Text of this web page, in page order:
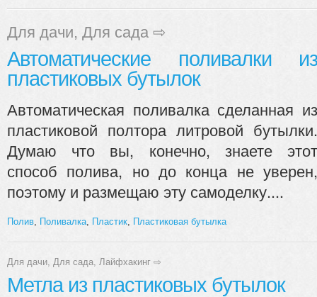
Для дачи, Для сада ⇨
Автоматические поливалки из
пластиковых бутылок
Автоматическая поливалкасделанная
пластиковой полтора литровой бутылки.
Думаю что вы, конечно, знаете этот
способ полива, но до конца не уверен,
поэтому и размещаю эту самоделку....
Полив, Поливалка, Пластик, Пластиковая бутылка
Для дачи, Для сада, Лайфхакинг ⇨
Метла из пластиковых бутылок